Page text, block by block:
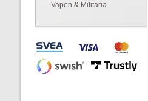
Vapen & Militaria